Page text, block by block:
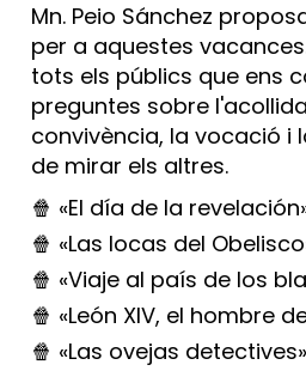
Mn. Peio Sánchez
per a aquestes
tots els públics que ens
preguntes sobre
convivència, la vocació i
de mirar els altres.
🍿 «El día de la
🍿 «Las locas del
🍿 «Viaje al país de los
🍿 «León XIV, el hombre
🍿 «Las ovejas detectives»